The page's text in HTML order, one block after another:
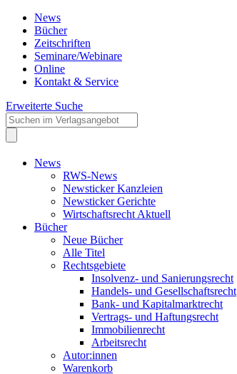
News
Bücher
Zeitschriften
Seminare/Webinare
Online
Kontakt & Service
Erweiterte Suche
News
RWS-News
Newsticker Kanzleien
Newsticker Gerichte
Wirtschaftsrecht Aktuell
Bücher
Neue Bücher
Alle Titel
Rechtsgebiete
Insolvenz- und Sanierungsrecht
Handels- und Gesellschaftsrecht
Bank- und Kapitalmarktrecht
Vertrags- und Haftungsrecht
Immobilienrecht
Arbeitsrecht
Autor:innen
Warenkorb